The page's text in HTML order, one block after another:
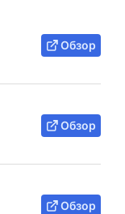
Обзор
Обзор
Обзор